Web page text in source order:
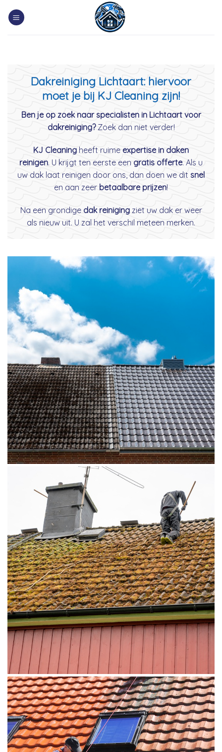
Dakreiniging Lichtaart: hiervoor
moet je bij KJ Cleaning zijn!
Ben je op zoek naar specialisten in Lichtaart voor
dakreiniging?Zoek dan niet verder!
KJ Cleaning heeft ruime expertise in daken
reinigen. U krijgt ten eerste een gratis offerte. Als u
uw dak laat reinigen door ons, dan doen we dit snel
en aan zeer betaalbare prijzen!
Na een grondige dak reinigingziet uw dak er weer
als nieuw uit. U zal het verschil meteen merken.